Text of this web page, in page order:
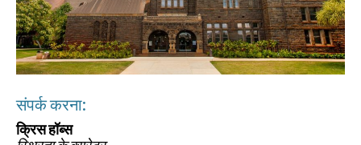
संपर्क करना:
क्रिस हॉब्स